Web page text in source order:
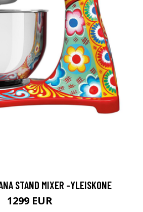
STAND MIXER -YLEISKONE
1299 EUR